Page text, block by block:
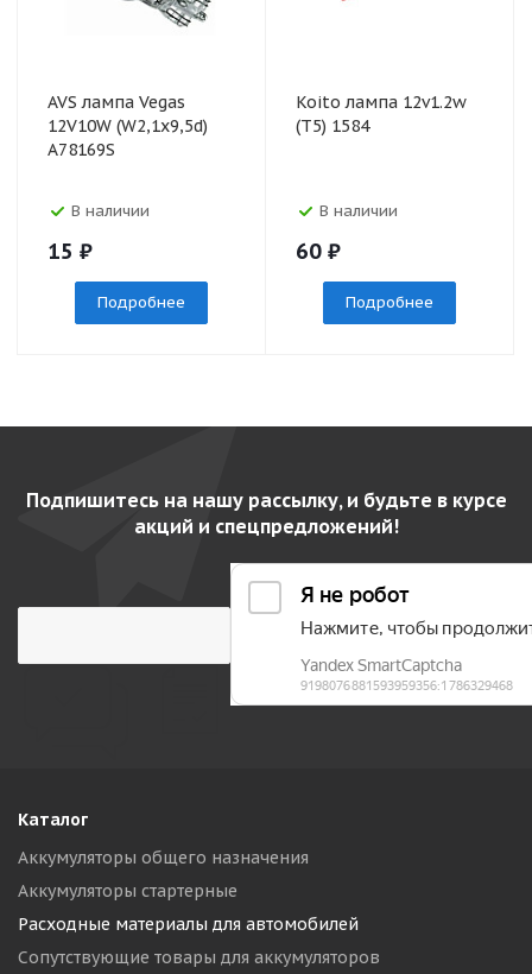
AVS лампа Vegas
12V10W (W2,1х9,5d)
A78169S
В наличии
15 ₽
Подробнее
Koito лампа 12v1.2w
(T5) 1584
В наличии
60 ₽
Подробнее
Подпишитесь на нашу рассылку, и будьте в курсе
акций и спецпредложений!
Каталог
Аккумуляторы общего назначения
Аккумуляторы стартерные
Расходные материалы для автомобилей
Сопутствующие товары для аккумуляторов